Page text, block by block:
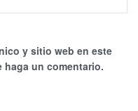
y sitio web en este
haga un comentario.